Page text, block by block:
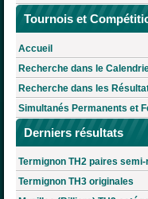
Tournois et
Accueil
Recherche dans le
Recherche dans les
Simultanés Permanents et
Derniers résultats
Termignon TH2 paires
Termignon TH3 originales